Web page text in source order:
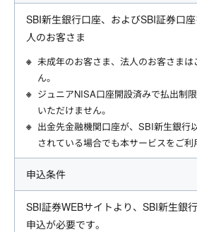
SBI新生銀行口座、およびSBI証券口
人のお客さま
未成年のお客さま、法人のお客さま
ん。
ジュニアNISA口座開設済みで払出制
いただけません。
出金先金融機関口座が、SBI新生銀行
されている場合でも本サービスをご利
申込条件
SBI証券WEBサイトより、SBI新生銀
申込が必要です。